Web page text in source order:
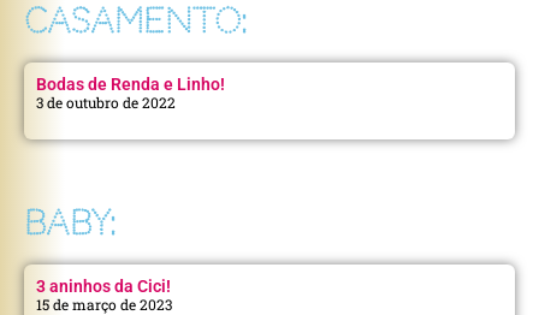
CASAMENTO:
Bodas de Renda e Linho!
3 de outubro de 2022
BABY:
3 aninhos da Cici!
15 de março de 2023